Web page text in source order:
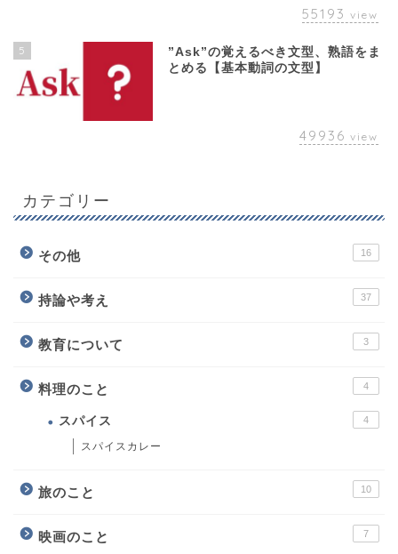
55193 view
5
”Ask”の覚えるべき文型、熟語をま
とめる【基本動詞の文型】
49936 view
カテゴリー
その他 16
持論や考え 37
教育について 3
料理のこと 4
スパイス 4
スパイスカレー
旅のこと 10
映画のこと 7